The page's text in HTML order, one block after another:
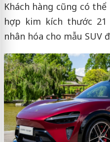
Khách hàng cũng có
hợp kim kích thước
nhân hóa cho mẫu SUV